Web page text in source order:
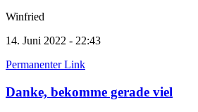
Winfried
14. Juni 2022 - 22:43
Permanenter Link
Danke, bekomme gerade viel